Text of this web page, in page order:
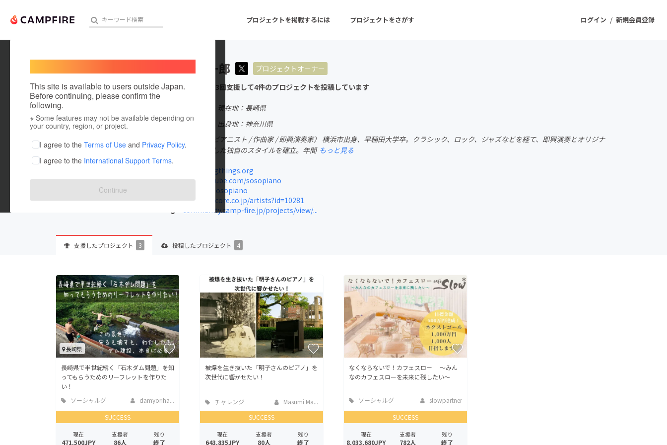
ログイン / 新規会員登録
プロジェクトを掲載するには プロジェクトをさがす
人気のプロジェクト 注目のリターン 注目の新着プロジェクト
アート・写真 音楽
テクノロジー・ガジェット
ゲーム・サービス開発 フード・飲食店
ファッション
映像・映画
ビジネス・起業
チャレンジ
まちづくり・地域活性化
CAMPFIREふるさと納税
This site is available to users outside Japan.
Before continuing, please confirm the
following.
※ Some features may not be available depending on
your country, region, or project.
I agree to the Terms of Use and Privacy Policy.
I agree to the International Support Terms.
Continue
重松壮一郎
プロジェクトオーナー
これまでに3回支援して4件のプロジェクトを投稿しています
現在地：長崎県
出身国：日本
出身地：神奈川県
重松壮一郎（ピアニスト / 作曲家 / 即興演奏家） 横浜市出身、早稲田大学卒。クラシック、ロック、ジャズなどを経て、即興演奏とオリジナ
ル曲を主体とした独自のスタイルを確立。年間 もっと見る
www.livingthings.org
www.youtube.com/sosopiano
linktr.ee/sosopiano
www.tunecore.co.jp/artists?id=10281
community.camp-fire.jp/projects/view/...
支援したプロジェクト 3 投稿したプロジェクト 4
長崎県
長崎県で半世紀続く「石木ダム問題」を知
ってもらうためのリーフレットを作りた
い！
ソーシャルグ
ッド
damyoriha...
SUCCESS
現在
471,500JPY
支援者
86人
残り
終了
被爆を生き抜いた「明子さんのピアノ」を
次世代に響かせたい！
チャレンジ
Masumi Ma...
SUCCESS
現在
643,835JPY
支援者
80人
残り
終了
なくならないで！カフェスロー 〜みん
なのカフェスローを未来に残したい〜
ソーシャルグ
ッド
slowpartner
SUCCESS
現在
8,033,680JPY
支援者
782人
残り
終了